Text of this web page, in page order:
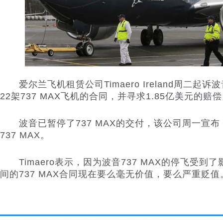
爱尔兰飞机租赁公司Timaero Ireland周二起诉波
22架737 MAX飞机的合同，并寻求1.85亿美元的赔
波音已暂停了737 MAX的交付，该公司周一宣布
737 MAX。
Timaero表示，因为波音737 MAX的停飞受到了
间的737 MAX合同现在要么毫无价值，要么严重贬值